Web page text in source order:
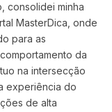
consolidei minha
MasterDica, onde
para as
da
na intersecção
experiência do
de alta